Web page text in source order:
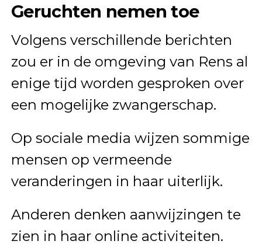
Geruchten nemen toe
Volgens verschillende berichten
zou er in de omgeving van Rens al
enige tijd worden gesproken over
een mogelijke zwangerschap.
Op sociale media wijzen sommige
mensen op vermeende
veranderingen in haar uiterlijk.
Anderen denken aanwijzingen te
zien in haar online activiteiten.